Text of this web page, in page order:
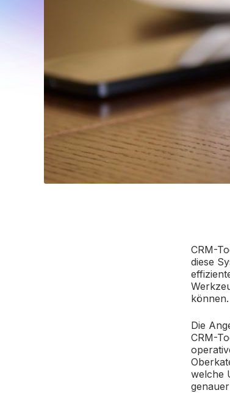
CRM-
diese
können.
Die
CRM-
welche